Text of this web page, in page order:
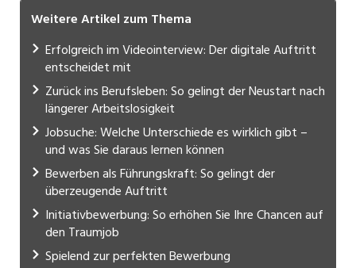
Weitere Artikel zum Thema
Erfolgreich im Videointerview: Der digitale Auftritt
entscheidet mit
Zurück ins Berufsleben: So gelingt der Neustart nach
längerer Arbeitslosigkeit
Jobsuche: Welche Unterschiede es wirklich gibt –
und was Sie daraus lernen können
Bewerben als Führungskraft: So gelingt der
überzeugende Auftritt
Initiativbewerbung: So erhöhen Sie Ihre Chancen auf
den Traumjob
Spielend zur perfekten Bewerbung